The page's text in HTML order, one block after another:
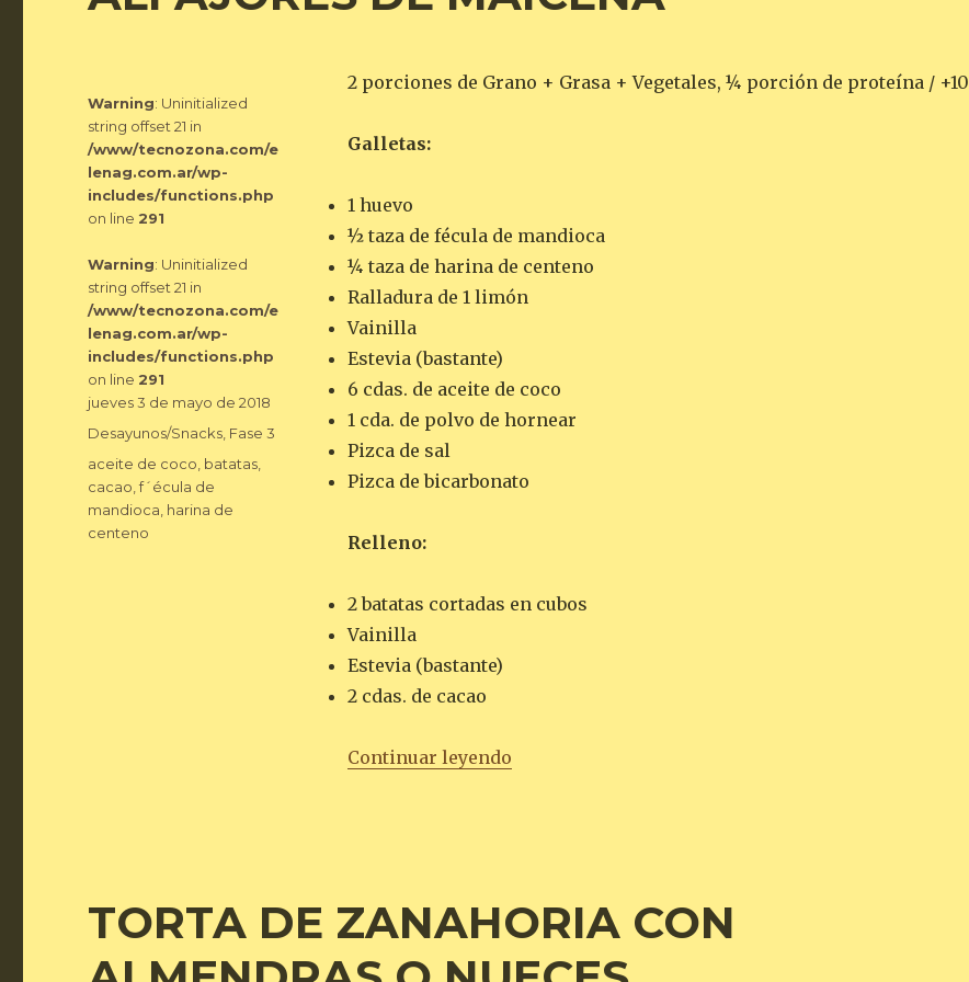
2 porciones de Grano + Grasa + Vegetales, ¼ porción de proteína / +10
Galletas:
1 huevo
½ taza de fécula de mandioca
¼ taza de harina de centeno
Ralladura de 1 limón
Vainilla
Estevia (bastante)
6 cdas. de aceite de coco
1 cda. de polvo de hornear
Pizca de sal
Pizca de bicarbonato
Relleno:
2 batatas cortadas en cubos
Vainilla
Estevia (bastante)
2 cdas. de cacao
Continuar leyendo«ALFAJORES DE MAICENA»
Warning: Uninitialized
string offset 21 in
/www/tecnozona.com/e
lenag.com.ar/wp-
includes/functions.php
on line 291
Warning: Uninitialized
string offset 21 in
/www/tecnozona.com/e
lenag.com.ar/wp-
includes/functions.php
on line 291
Publicado
jueves 3 de mayo de 2018
Categorías
Desayunos/Snacks Fase 3
Etiquetas
aceite de coco batatas
cacao ,f´écula de
mandioca harina de
centeno
TORTA DE ZANAHORIA CON